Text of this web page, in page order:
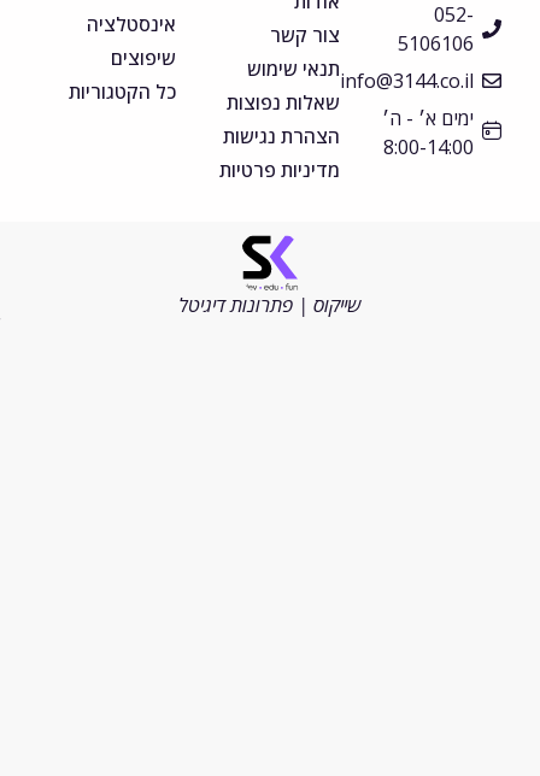
052-
5106106
info@3144.co.il
ימים א׳ - ה׳
8:00-14:00
צור קשר
תנאי שימוש
שאלות נפוצות
הצהרת נגישות
מדיניות פרטיות
אינסטלציה
שיפוצים
כל הקטגוריות
שייקוס | פתרונות דיגיטל
שמורות